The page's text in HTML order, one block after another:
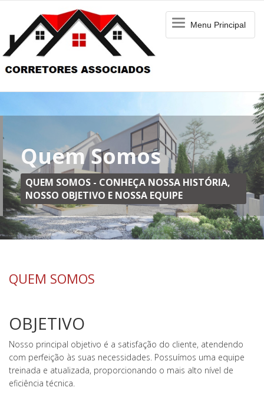
MenuMenu Principal
Quem Somos
QUEM SOMOS - CONHEÇA NOSSA HISTÓRIA,
NOSSO OBJETIVO E NOSSA EQUIPE
QUEM SOMOS
OBJETIVO
Nosso principal objetivo é a satisfação do cliente, atendendo
com perfeição às suas necessidades. Possuímos uma equipe
treinada e atualizada, proporcionando o mais alto nível de
eficiência técnica.